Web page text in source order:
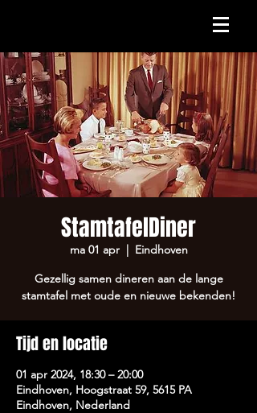
StamtafelDiner
ma 01 apr
  |
Eindhoven
Gezellig samen dineren aan de lange
stamtafel met oude en nieuwe bekenden!
Tijd en locatie
01 apr 2024, 18:30 – 20:00
Eindhoven, Hoogstraat 59, 5615 PA
Eindhoven, Nederland